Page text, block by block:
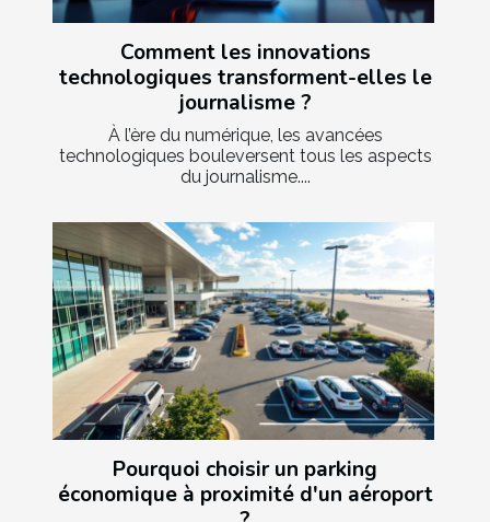
Comment les innovations
technologiques transforment-elles le
journalisme ?
À l’ère du numérique, les avancées
technologiques bouleversent tous les aspects
du journalisme....
Pourquoi choisir un parking
économique à proximité d'un aéroport